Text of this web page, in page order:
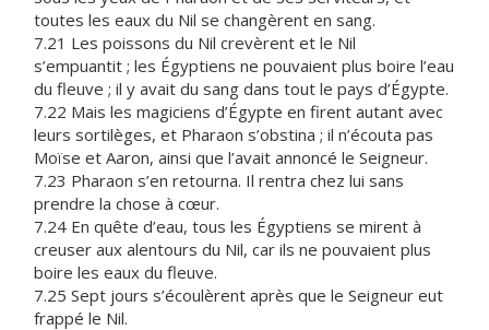
toutes les eaux du Nil se changèrent en sang.
7.21 Les poissons du Nil crevèrent et le Nil
s’empuantit ; les Égyptiens ne pouvaient plus boire l’eau
du fleuve ; il y avait du sang dans tout le pays d’Égypte.
7.22 Mais les magiciens d’Égypte en firent autant avec
leurs sortilèges, et Pharaon s’obstina ; il n’écouta pas
Moïse et Aaron, ainsi que l’avait annoncé le Seigneur.
7.23 Pharaon s’en retourna. Il rentra chez lui sans
prendre la chose à cœur.
7.24 En quête d’eau, tous les Égyptiens se mirent à
creuser aux alentours du Nil, car ils ne pouvaient plus
boire les eaux du fleuve.
7.25 Sept jours s’écoulèrent après que le Seigneur eut
frappé le Nil.